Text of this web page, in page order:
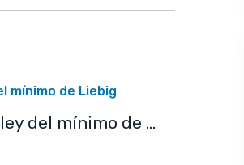
mínimo de Liebig
del mínimo de …